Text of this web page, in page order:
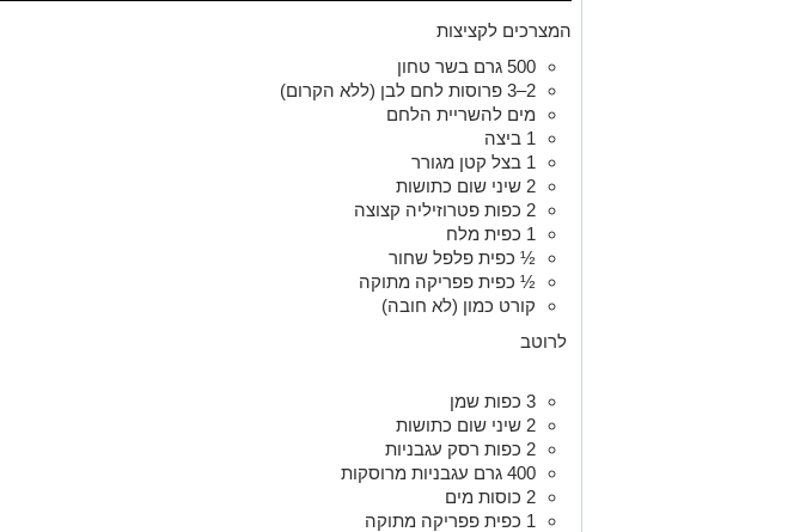
המצרכים לקציצות
500 גרם בשר טחון
2–3 פרוסות לחם לבן (ללא הקרום)
מים להשריית הלחם
1 ביצה
1 בצל קטן מגורר
2 שיני שום כתושות
2 כפות פטרוזיליה קצוצה
1 כפית מלח
½ כפית פלפל שחור
½ כפית פפריקה מתוקה
קורט כמון (לא חובה)
לרוטב
3 כפות שמן
2 שיני שום כתושות
2 כפות רסק עגבניות
400 גרם עגבניות מרוסקות
2 כוסות מים
1 כפית פפריקה מתוקה